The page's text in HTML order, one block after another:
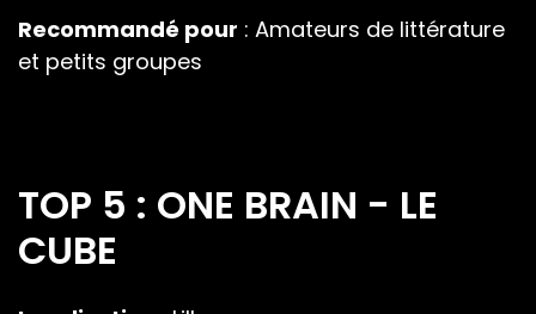
Recommandé pour : Amateurs de littérature
et petits groupes
TOP 5 : ONE BRAIN - LE
CUBE